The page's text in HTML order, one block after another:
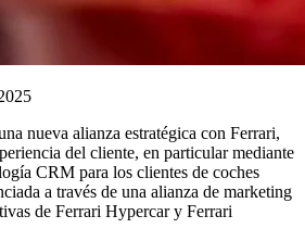
nueva alianza estratégica con Ferrari,
del cliente, en particular mediante
CRM para los clientes de coches
a través de una alianza de marketing
de Ferrari Hypercar y Ferrari